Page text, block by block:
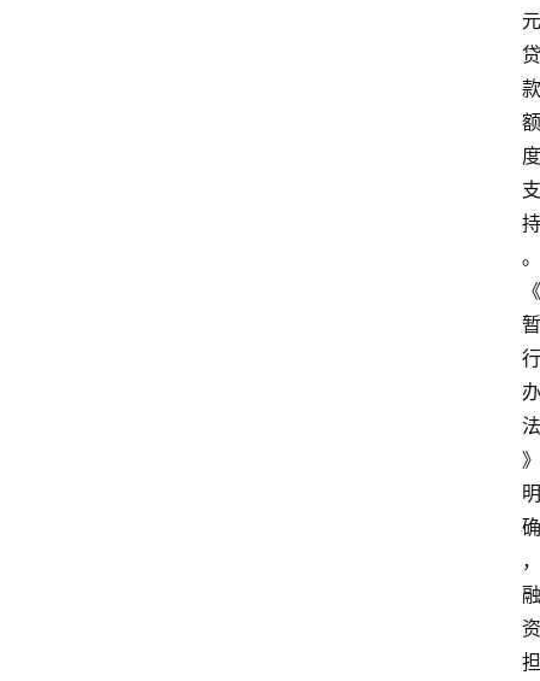
元
贷
款
额
度
支
持
。
《
暂
行
办
法
》
明
确
，
融
资
担